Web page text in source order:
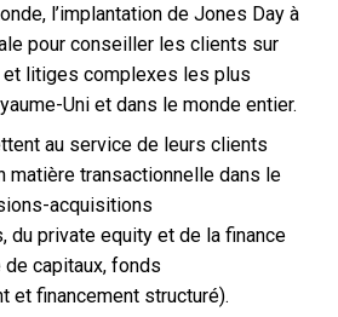
l’implantation de Jones Day à
pour conseiller les clients sur
litiges complexes les plus
Uni et dans le monde entier.
au service de leurs clients
matière transactionnelle dans le
acquisitions
du private equity et de la finance
de capitaux, fonds
et financement structuré).